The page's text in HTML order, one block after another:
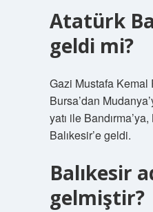
Atatürk
geldi mi?
Gazi Mustafa Kemal
Bursa’dan
yatı ile
Balıkesir’e geldi.
Balıkesir
gelmiştir?